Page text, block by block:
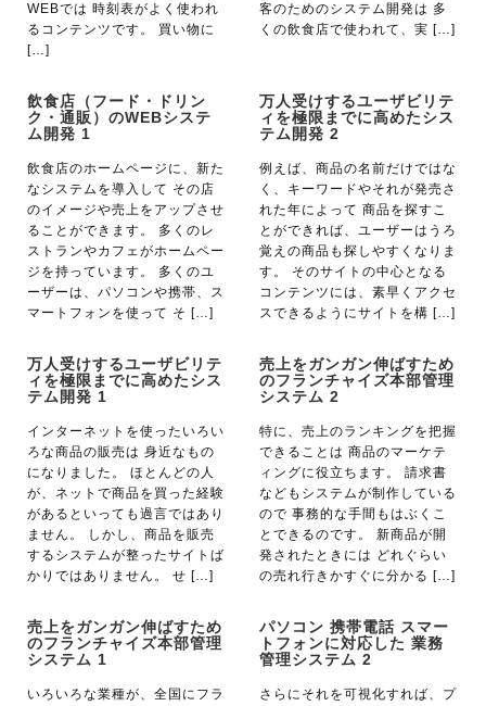
WEBでは 時刻表がよく使われ
るコンテンツです。 買い物に
[…]
客のためのシステム開発は 多
くの飲食店で使われて、実 […]
飲食店（フード・ドリン
ク・通販）のWEBシステ
ム開発 1
飲食店のホームページに、新た
なシステムを導入して その店
のイメージや売上をアップさせ
ることができます。 多くのレ
ストランやカフェがホームペー
ジを持っています。 多くのユ
ーザーは、パソコンや携帯、ス
マートフォンを使って そ […]
万人受けするユーザビリテ
ィを極限までに高めたシス
テム開発 2
例えば、商品の名前だけではな
く、キーワードやそれが発売さ
れた年によって 商品を探すこ
とができれば、ユーザーはうろ
覚えの商品も探しやすくなりま
す。 そのサイトの中心となる
コンテンツには、素早くアクセ
スできるようにサイトを構 […]
万人受けするユーザビリテ
ィを極限までに高めたシス
テム開発 1
インターネットを使ったいろい
ろな商品の販売は 身近なもの
になりました。 ほとんどの人
が、ネットで商品を買った経験
があるといっても過言ではあり
ません。 しかし、商品を販売
するシステムが整ったサイトば
かりではありません。 せ […]
売上をガンガン伸ばすため
のフランチャイズ本部管理
システム 2
特に、売上のランキングを把握
できることは 商品のマーケテ
ィングに役立ちます。 請求書
などもシステムが制作している
ので 事務的な手間もはぶくこ
とできるのです。 新商品が開
発されたときには どれぐらい
の売れ行きかすぐに分かる […]
売上をガンガン伸ばすため
のフランチャイズ本部管理
システム 1
いろいろな業種が、全国にフラ
パソコン 携帯電話 スマー
トフォンに対応した 業務
管理システム 2
さらにそれを可視化すれば、プ